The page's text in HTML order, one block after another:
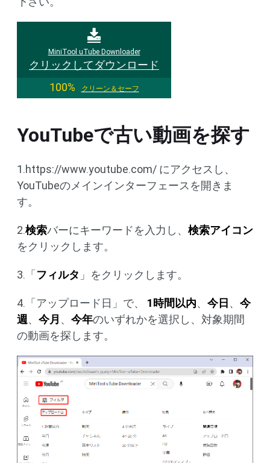
MiniTool uTube Downloader
クリックしてダウンロード
100%
クリーン＆セーフ
YouTubeで古い動画を探す
1.https://www.youtube.com/ にアクセスし、
YouTubeのメインインターフェースを開きま
す。
2.検索バーにキーワードを入力し、 検索アイコン
をクリックします。
3.「 フィルタ 」をクリックします。
4.「アップロード日」で、 1時間以内、 今日 、 今
週、 今月 、 今年のいずれかを選択し、対象期間
の動画を探します。